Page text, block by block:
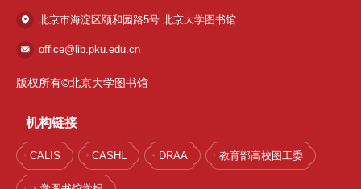
北京市海淀区颐和园路5号 北京大学图书馆
office@lib.pku.edu.cn
版权所有©北京大学图书馆
机构链接
CALIS CASHL DRAA 教育部高校图工委